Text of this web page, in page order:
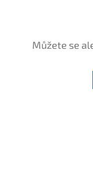
Můžete se